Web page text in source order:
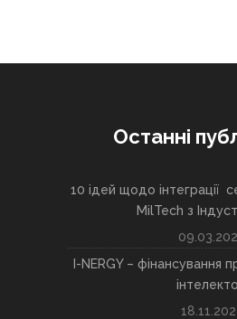
Останні
10 ідей щодо інтеграції
MilTech з
I-NERGY – фінансування